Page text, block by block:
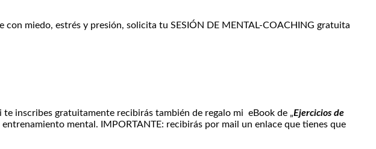
miedo, estrés y presión, solicita tu SESIÓN DE MENTAL-COACHING gratuita
inscribes gratuitamente recibirás también de regalo mi eBook de „Ejercicios de
mental. IMPORTANTE: recibirás por mail un enlace que tienes que